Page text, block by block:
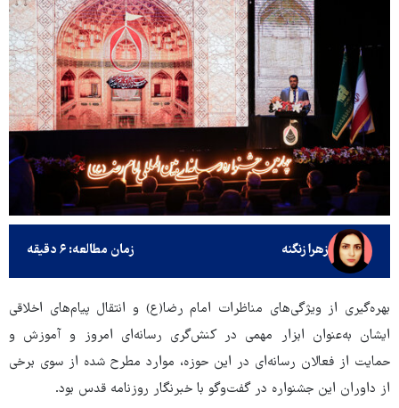
زهرا زنگنه زمان مطالعه: ۶ دقیقه
بهره‌گیری از ویژگی‌های مناظرات امام رضا(ع) و انتقال پیام‌های اخلاقی
ایشان به‌عنوان ابزار مهمی در کنش‌گری رسانه‌ای امروز و آموزش و
حمایت از فعالان رسانه‌ای در این حوزه، موارد مطرح شده از سوی برخی
از داوران این جشنواره در گفت‌وگو با خبرنگار روزنامه قدس بود.